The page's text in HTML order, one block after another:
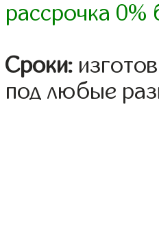
рассрочка 0%
Сроки:
под любые